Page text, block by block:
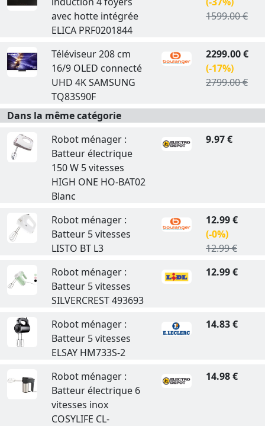
avec hotte intégrée
ELICA PRF0201844
1599.00 €
Téléviseur 208 cm
16/9 OLED connecté
UHD 4K SAMSUNG
TQ83S90F
2299.00 €
(-17%)
2799.00 €
Dans la même catégorie
Robot ménager :
Batteur électrique
150 W 5 vitesses
HIGH ONE HO-BAT02
Blanc
9.97 €
Robot ménager :
Batteur 5 vitesses
LISTO BT L3
12.99 €
(-0%)
12.99 €
Robot ménager :
Batteur 5 vitesses
SILVERCREST 493693
12.99 €
Robot ménager :
Batteur 5 vitesses
ELSAY HM733S-2
14.83 €
Robot ménager :
Batteur électrique 6
vitesses inox
COSYLIFE CL-
14.98 €